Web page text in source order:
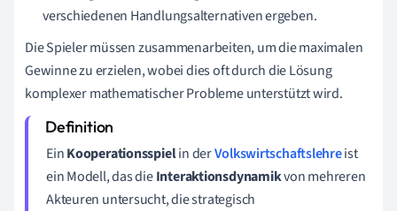
verschiedenen Handlungsalternativen ergeben.
Die Spieler müssen zusammenarbeiten, um die maximalen
Gewinne zu erzielen, wobei dies oft durch die Lösung
komplexer mathematischer Probleme unterstützt wird.
EinKooperationsspielin derVolkswirtschaftslehreist
ein Modell, das dieInteraktionsdynamikvon mehreren
Akteuren untersucht, die strategisch